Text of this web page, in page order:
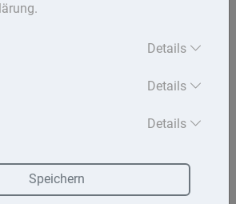
Details
Details
Details
Speichern